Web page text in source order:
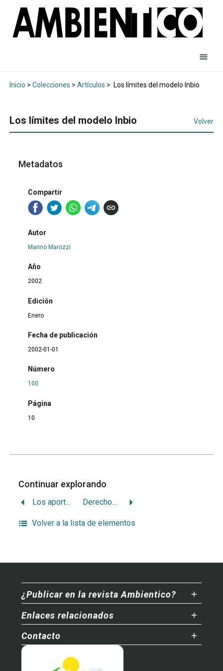
Inicio > Colecciones > Artículos > Los límites del modelo Inbio
Los límites del modelo Inbio Volver
Metadatos
Compartir
Autor
Marino Marozzi
Año
2002
Edición
Enero
Fecha de publicación
2002-01-01
Número
100
Página
10
Continuar explorando
Los aportes de la bioprospección realizada por el Inbio Derechos intelectuales en territorios indígenas y comunidades locales
Volver a la lista de elementos
¿Publicar en la revista Ambientico?
Enlaces relacionados
Contacto